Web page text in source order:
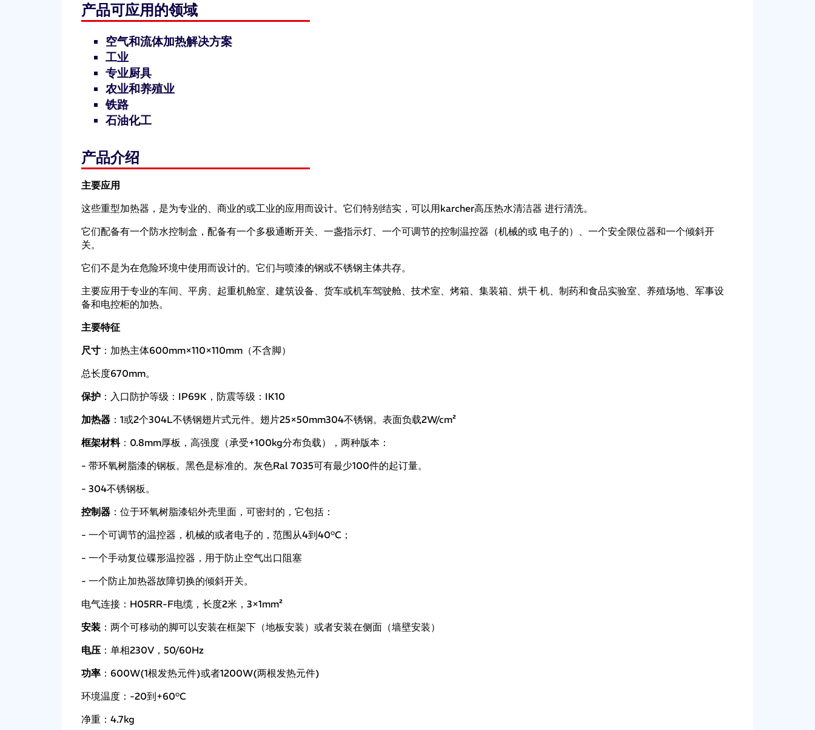
产品可应用的领域
空气和流体加热解决方案
工业
专业厨具
农业和养殖业
铁路
石油化工
产品介绍
主要应用
这些重型加热器，是为专业的、商业的或工业的应用而设计。它们特别结实，可以用karcher高压热水清洁器 进行清洗。
它们配备有一个防水控制盒，配备有一个多极通断开关、一盏指示灯、一个可调节的控制温控器（机械的或 电子的）、一个安全限位器和一个倾斜开
关。
它们不是为在危险环境中使用而设计的。它们与喷漆的钢或不锈钢主体共存。
主要应用于专业的车间、平房、起重机舱室、建筑设备、货车或机车驾驶舱、技术室、烤箱、集装箱、烘干 机、制药和食品实验室、养殖场地、军事设
备和电控柜的加热。
主要特征
尺寸 ：加热主体600mm×110×110mm（不含脚）
总长度670mm。
保护 ：入口防护等级：IP69K，防震等级：IK10
加热器 ：1或2个304L不锈钢翅片式元件。翅片25×50mm304不锈钢。表面负载2W/cm²
框架材料：0.8mm厚板，高强度（承受+100kg分布负载），两种版本：
- 带环氧树脂漆的钢板。黑色是标准的。灰色Ral 7035可有最少100件的起订量。
- 304不锈钢板。
控制器 ：位于环氧树脂漆铝外壳里面，可密封的，它包括：
- 一个可调节的温控器，机械的或者电子的，范围从4到40°C；
- 一个手动复位碟形温控器，用于防止空气出口阻塞
- 一个防止加热器故障切换的倾斜开关。
电气连接：H05RR-F电缆，长度2米，3×1mm²
安装 ：两个可移动的脚可以安装在框架下（地板安装）或者安装在侧面（墙壁安装）
电压 ：单相230V，50/60Hz
功率 ：600W(1根发热元件)或者1200W(两根发热元件)
环境温度：-20到+60°C
净重：4.7kg